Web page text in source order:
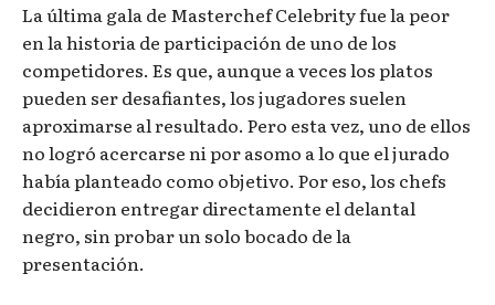
La última gala de Masterchef Celebrity fue la peor
en la historia de participación de uno de los
competidores. Es que, aunque a veces los platos
pueden ser desafiantes, los jugadores suelen
aproximarse al resultado. Pero esta vez, uno de ellos
no logró acercarse ni por asomo a lo que el jurado
había planteado como objetivo. Por eso, los chefs
decidieron entregar directamente el delantal
negro, sin probar un solo bocado de la
presentación.